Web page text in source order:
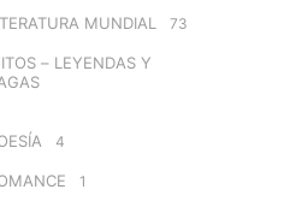
MUNDIAL 73
– LEYENDAS Y
4
1